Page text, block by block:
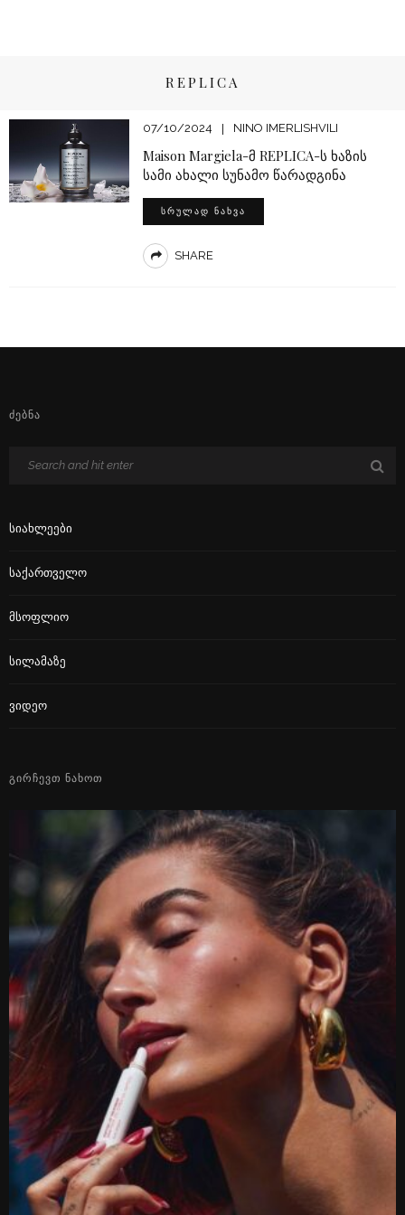
REPLICA
07/10/2024 NINO IMERLISHVILI
Maison Margiela-მ REPLICA-ს ხაზის
სამი ახალი სუნამო წარადგინა
ᲡᲠᲣᲚᲐᲓ ᲜᲐᲮᲕᲐ
SHARE
ᲫᲔᲑᲜᲐ
Სიახლეები
Საქართველო
Მსოფლიო
Სილამაზე
Ვიდეო
ᲒᲘᲠᲩᲔᲕᲗ ᲜᲐᲮᲝᲗ